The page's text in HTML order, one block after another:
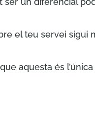
el teu servei sigui
aquesta és